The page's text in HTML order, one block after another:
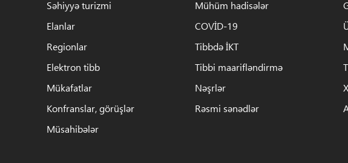
Səhiyyə turizmi Mühüm hadisələr
Elanlar
COVİD-19
Regionlar
Tibbdə İKT
Elektron tibb
Tibbi maarifləndirmə
Mükafatlar
Nəşrlər
Konfranslar, görüşlər
Rəsmi sənədlər
Müsahibələr